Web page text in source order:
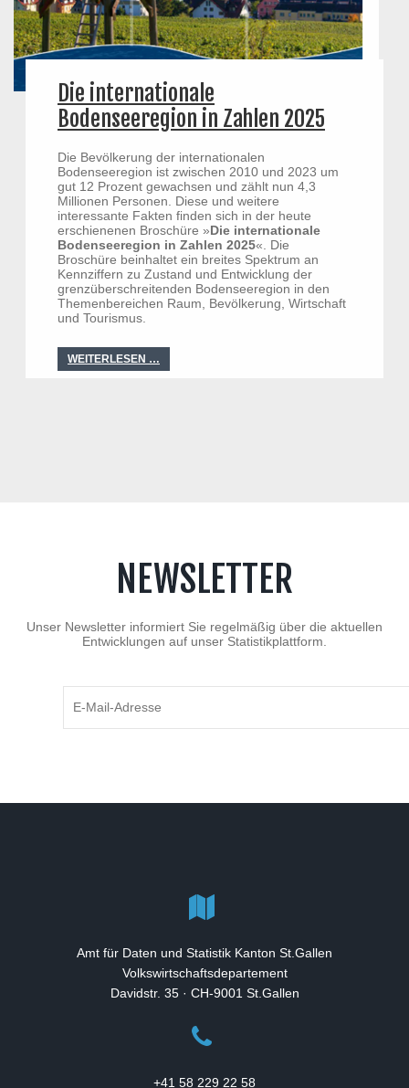
Die internationale
Bodenseeregion in Zahlen 2025
Die Bevölkerung der internationalen
Bodenseeregion ist zwischen 2010 und 2023 um
gut 12 Prozent gewachsen und zählt nun 4,3
Millionen Personen. Diese und weitere
interessante Fakten finden sich in der heute
erschienenen Broschüre »Die internationale
Bodenseeregion in Zahlen 2025«. Die
Broschüre beinhaltet ein breites Spektrum an
Kennziffern zu Zustand und Entwicklung der
grenzüberschreitenden Bodenseeregion in den
Themenbereichen Raum, Bevölkerung, Wirtschaft
und Tourismus.
WEITERLESEN …
NEWSLETTER
Unser Newsletter informiert Sie regelmäßig über die aktuellen
Entwicklungen auf unser Statistikplattform.
Amt für Daten und Statistik Kanton St.Gallen
Volkswirtschaftsdepartement
Davidstr. 35 · CH-9001 St.Gallen
+41 58 229 22 58